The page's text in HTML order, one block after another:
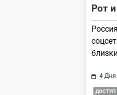
Рот
4 Дня
ДОСТУП